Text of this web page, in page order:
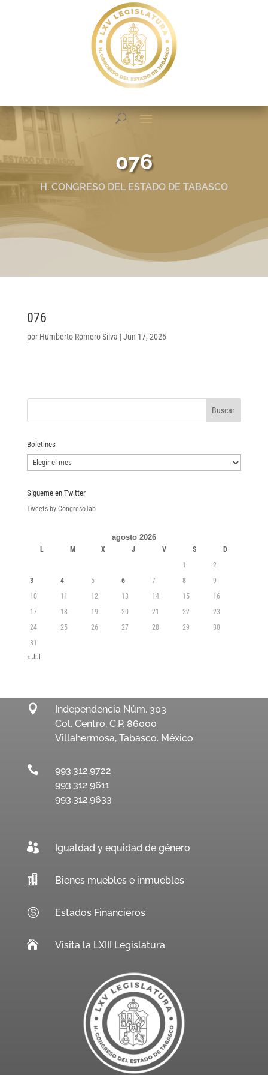
076
H. CONGRESO DEL ESTADO DE TABASCO
076
por Humberto Romero Silva |Jun 17, 2025
Boletines
Boletines
Sígueme en Twitter
Tweets by CongresoTab
agosto 2026
L M X J V S
D
1
2
3
4 5 6 7 8
9
10
11 12 13 14 15
16
17
18 19 20 21 22
23
24
25 26 27 28 29
30
31
« Jul

Independencia Núm. 303
Col. Centro, C.P. 86000
Villahermosa, Tabasco. México

993.312.9722
993.312.9611
993.312.9633
 Igualdad y equidad de género
 Bienes muebles e inmuebles
 Estados Financieros
 Visita la LXIII Legislatura